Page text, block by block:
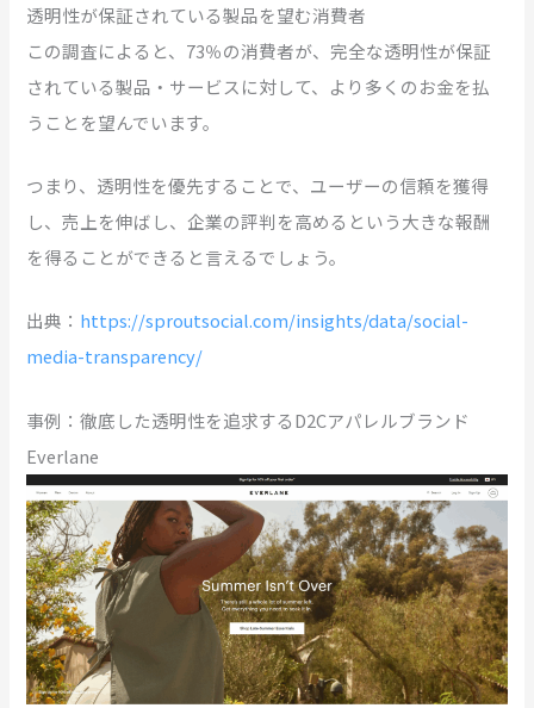
透明性が保証されている製品を望む消費者
この調査によると、73％の消費者が、完全な透明性が保証
されている製品・サービスに対して、より多くのお金を払
うことを望んでいます。
つまり、透明性を優先することで、ユーザーの信頼を獲得
し、売上を伸ばし、企業の評判を高めるという大きな報酬
を得ることができると言えるでしょう。
出典： https://sproutsocial.com/insights/data/social-
media-transparency/
事例：徹底した透明性を追求するD2Cアパレルブランド
Everlane